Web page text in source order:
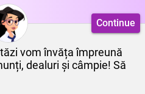
vom învăța împreună
dealuri și câmpie! Să
Continue